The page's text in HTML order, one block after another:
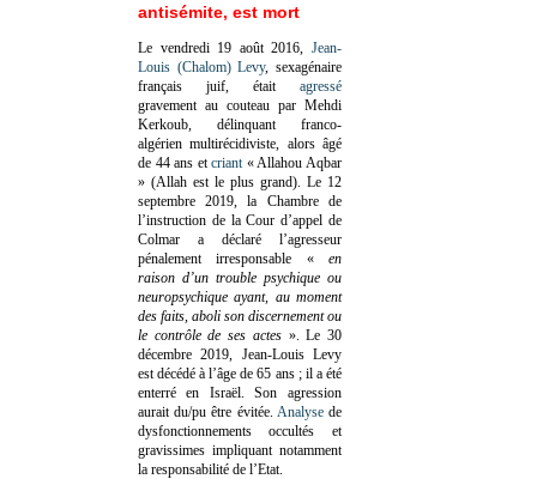
antisémite, est mort
Le vendredi 19 août 2016, Jean-
Louis (Chalom) Levy, sexagénaire
français juif, était agressé
gravement au couteau par Mehdi
Kerkoub, délinquant franco-
algérien multirécidiviste, alors âgé
de 44 ans etcriant « Allahou Aqbar
» (Allah est le plus grand). Le 12
septembre 2019, la Chambre de
l’instruction de la Cour d’appel de
Colmar a déclaré l’agresseur
pénalement irresponsable «en
raison d’un trouble psychique ou
neuropsychique ayant, au moment
des faits, aboli son discernement ou
le contrôle de ses actes». Le 30
décembre 2019, Jean-Louis Levy
est décédé à l’âge de 65 ans ; il a été
enterré en Israël. Son agression
aurait du/pu être évitée. Analysede
dysfonctionnements occultés et
gravissimes impliquant notamment
la responsabilité de l’Etat.